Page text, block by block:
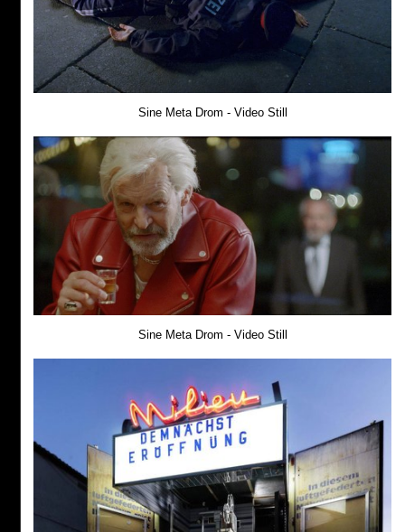
Sine Meta Drom - Video Still
Sine Meta Drom - Video Still